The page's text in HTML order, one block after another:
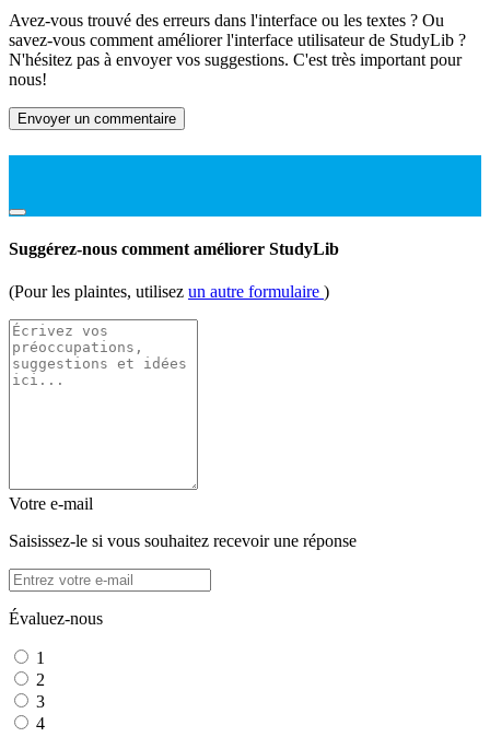
Avez-vous trouvé des erreurs dans l'interface ou les textes ? Ou
savez-vous comment améliorer l'interface utilisateur de StudyLib ?
N'hésitez pas à envoyer vos suggestions. C'est très important pour
nous!
Envoyer un commentaire
Suggérez-nous comment améliorer StudyLib
(Pour les plaintes, utilisez un autre formulaire )
Votre e-mail
Saisissez-le si vous souhaitez recevoir une réponse
Évaluez-nous
1
2
3
4